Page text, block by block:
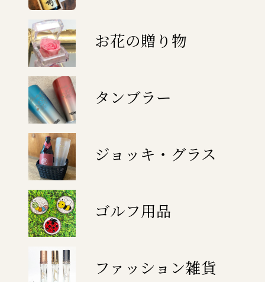
お花の贈り物
タンブラー
ジョッキ・グラス
ゴルフ用品
ファッション雑貨